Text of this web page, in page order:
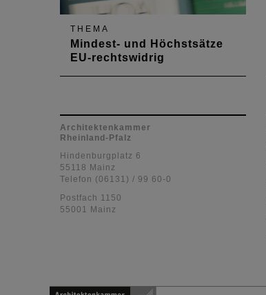
THEMA
Mindest- und Höchstsätze
EU-rechtswidrig
Vertragsverletzungsverfahren
liegen vor. Der Generalanwalt
hält die Mindest- und die
Höchstsätze für EU-rechtswidrig.
Architektenkammer
Rheinland-Pfalz
Hindenburgplatz 6
55118 Mainz
Telefon (06131) / 99 60-0
Postfach 1150
55001 Mainz